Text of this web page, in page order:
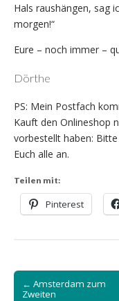
Hals raushängen, sag
morgen!“
Eure – noch immer –
Dörthe
PS: Mein Postfach
Kauft den Onlineshop
vorbestellt haben:
Euch alle an.
Teilen mit:
Pinterest
Post
navigation
← Amsterdam zum
Zweiten